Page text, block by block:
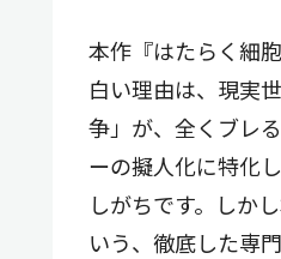
本作『はたらく細
白い理由は、現実
争」が、全くブレ
ーの擬人化に特化
しがちです。しか
いう、徹底した専